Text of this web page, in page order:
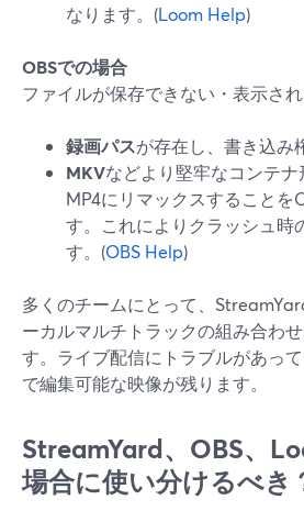
なります。(Loom Help)
OBSでの場合
ファイルが保存できない・表示され
録画パスが存在し、書き込み
MKVなどより堅牢なコンテ
MP4にリマックスすることを
す。これによりクラッシュ時
す。(OBS Help)
多くのチームにとって、
ーカルマルチトラックの組み合わ
す。ライブ配信にトラブルがあっ
で編集可能な映像が残ります。
StreamYard、OBS、
場合に使い分けるべき